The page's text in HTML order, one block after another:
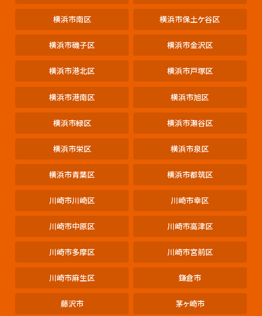
横浜市南区 横浜市保土ケ谷区
横浜市磯子区 横浜市金沢区
横浜市港北区 横浜市戸塚区
横浜市港南区 横浜市旭区
横浜市緑区 横浜市瀬谷区
横浜市栄区 横浜市泉区
横浜市青葉区 横浜市都筑区
川崎市川崎区 川崎市幸区
川崎市中原区 川崎市高津区
川崎市多摩区 川崎市宮前区
川崎市麻生区 鎌倉市
藤沢市 茅ヶ崎市